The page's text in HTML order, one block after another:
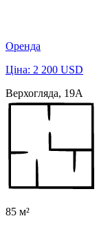
Оренда
Ціна: 2 200 USD
Верхогляда, 19А
85 м²